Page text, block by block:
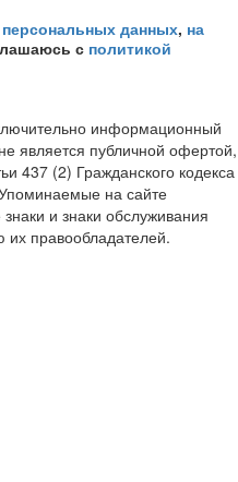
персональных данных, на
с политикой
информационный
является публичной офертой,
437 (2) Гражданского кодекса
на сайте
и знаки обслуживания
их правообладателей.